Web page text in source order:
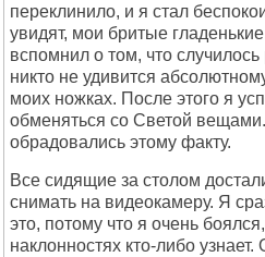
переклинило, и я стал
увидят, мои бритые
вспомнил о том, что
никто не удивится
моих ножках. После этого я
обменяться со Светой
обрадовались этому факту.
Все сидящие за столом
снимать на видеокамеру. Я
это, потому что я очень
наклонностях кто-либо